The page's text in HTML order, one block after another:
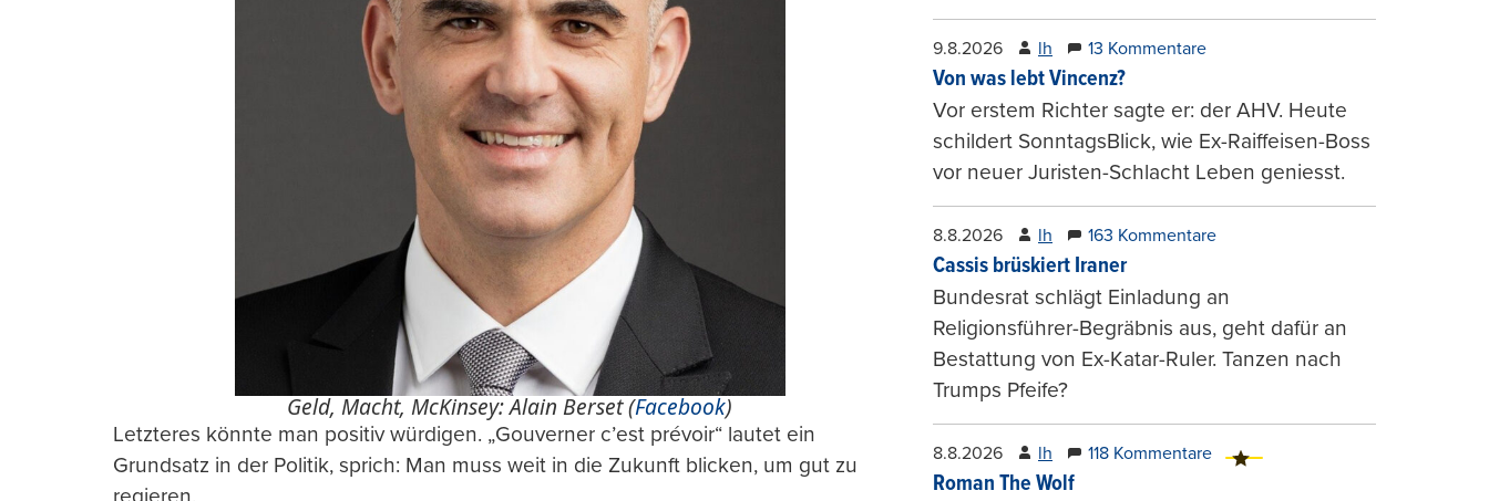
Geld, Macht, McKinsey: Alain Berset (Facebook)
Letzteres könnte man positiv würdigen. „Gouverner c’est prévoir“ lautet ein
Grundsatz in der Politik, sprich: Man muss weit in die Zukunft blicken, um gut zu
9.8.2026 lh 13 Kommentare
Von was lebt Vincenz?
Vor erstem Richter sagte er: der AHV. Heute
schildert SonntagsBlick, wie Ex-Raiffeisen-Boss
vor neuer Juristen-Schlacht Leben geniesst.
8.8.2026 lh 163 Kommentare
Cassis brüskiert Iraner
Bundesrat schlägt Einladung an
Religionsführer-Begräbnis aus, geht dafür an
Bestattung von Ex-Katar-Ruler. Tanzen nach
Trumps Pfeife?
8.8.2026 lh 118 Kommentare
Roman The Wolf